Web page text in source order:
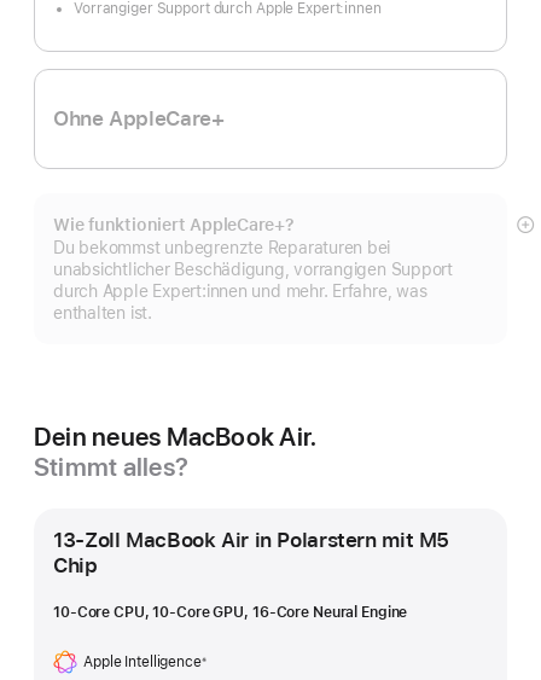
Vorrangiger Support durch Apple Expert:innen
Ohne AppleCare+
Wie funktioniert AppleCare+?
Du bekommst unbegrenzte Reparaturen bei
unabsichtlicher Beschädigung, vorrangigen Support
durch Apple Expert:innen und mehr. Erfahre, was
enthalten ist.
Dein neues MacBook Air.
Stimmt alles?
13-Zoll MacBook Air in Polarstern mit M5
Chip
10‑Core CPU, 10‑Core GPU, 16-Core Neural Engine
Apple Intelligence
Fußnote
※